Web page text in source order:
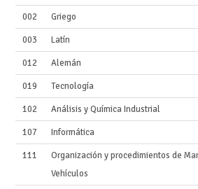
002 Griego
003 Latín
012 Alemán
019 Tecnología
102 Análisis y Química Industrial
107 Informática
111
Organización y procedimientos de
Vehículos